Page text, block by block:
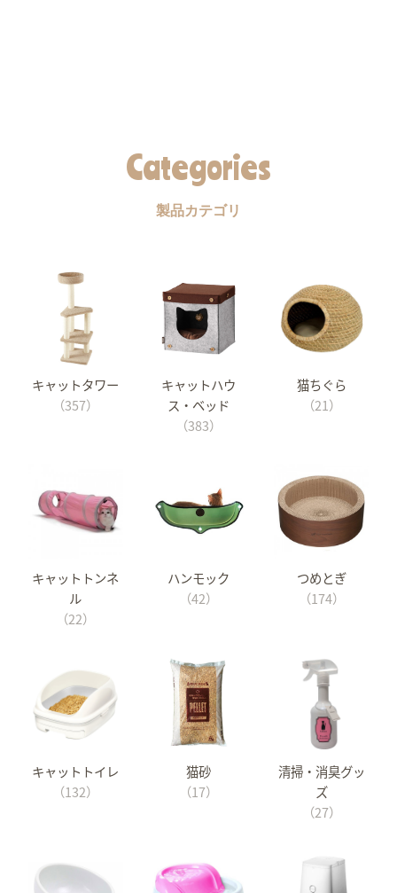
Categories
製品カテゴリ
キャットタワー
（357）
キャットハウ
ス・ベッド
（383）
猫ちぐら
（21）
キャットトンネ
ル
（22）
ハンモック
（42）
つめとぎ
（174）
キャットトイレ
（132）
猫砂
（17）
清掃・消臭グッ
ズ
（27）